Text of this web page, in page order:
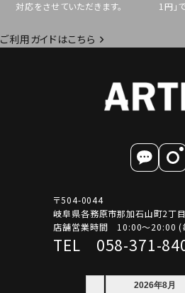
対応をさせていただきます。
1円」
ご利用ガイドはこちら
〒504-0044
岐阜県各務原市那加石山町2丁
店舗営業時間 10:00～20:00 (
TEL 058-371-